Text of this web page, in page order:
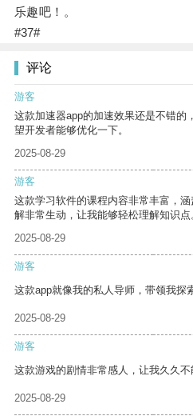
乐趣吧！。
#37#
评论
游客
这款加速器app的加速效果还是不错的
望开发者能够优化一下。
2025-08-29
游客
这款学习软件的课程内容非常丰富，
解非常生动，让我能够轻松理解知识点
2025-08-29
游客
这款app就像我的私人导师，带领我探
2025-08-29
游客
这款游戏的剧情非常感人，让我久久不
2025-08-29